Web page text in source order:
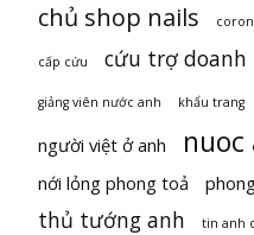
chủ shop nails
cấp cứu cứu trợ doanh
giảng viên nước anh khẩu trang
người việt ở anh nuoc
nới lỏng phong toả
thủ tướng anh
tin anh